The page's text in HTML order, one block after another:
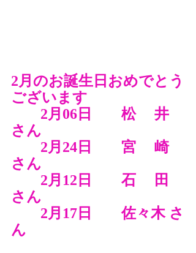
2月のお誕生日おめでとう
ございます
2月06日　　松　 井
さん
2月24日　　宮　 崎
さん
2月12日　　石　 田
さん
2月17日　　佐々木 さ
ん